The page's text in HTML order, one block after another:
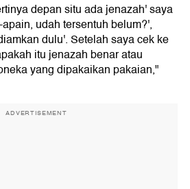
depan situ ada jenazah' saya
udah tersentuh belum?',
dulu'. Setelah saya cek ke
itu jenazah benar atau
yang dipakaikan pakaian,"
ADVERTISEMENT